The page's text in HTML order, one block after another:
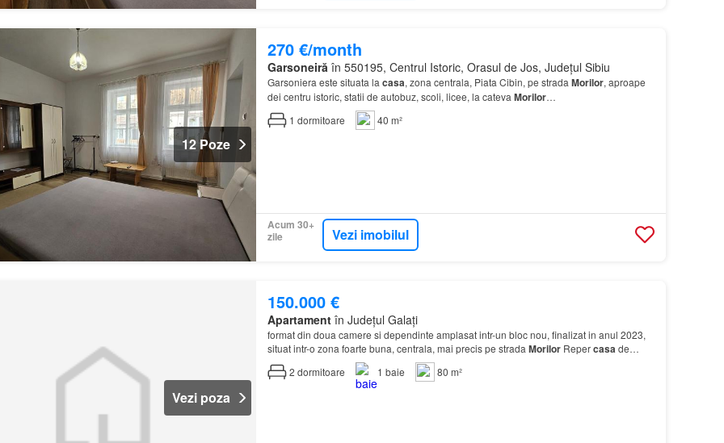
12 Poze
270 €/month
Garsoneiră în 550195, Centrul Istoric, Orasul de Jos, Județul Sibiu
Garsoniera este situata la casa, zona centrala, Piata Cibin, pe strada Morilor, aproape
dei centru istoric, statii de autobuz, scoli, licee, la cateva Morilor…
1 dormitoare 40 m²
Acum 30+
zile
Vezi imobilul
Vezi poza
150.000 €
Apartamentîn Județul Galați
format din doua camere si dependinte amplasat intr-un bloc nou, finalizat in anul 2023,
situat intr-o zona foarte buna, centrala, mai precis pe strada MorilorRepercasade
Cultura a Sindicatelor…
2 dormitoare 1 baie 80 m²